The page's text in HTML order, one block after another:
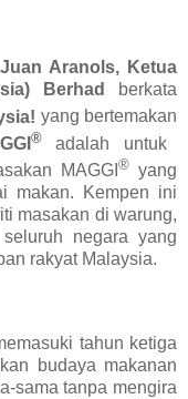
Juan Aranols, Ketua
Berhad
berkata
yang bertemakan
®adalah untuk
MAGGI®yang
makan. Kempen ini
masakan di warung,
negara yang
rakyat Malaysia.
tahun ketiga
budaya makanan
sama tanpa mengira